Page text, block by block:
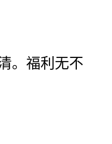
。福利无不